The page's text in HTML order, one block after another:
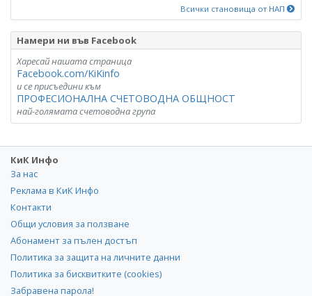
Всички становища от НАП
Намери ни във Facebook
Харесай нашата страница
Facebook.com/KiKinfo
и се присъедини към
ПРОФЕСИОНАЛНА СЧЕТОВОДНА ОБЩНОСТ
най-голямата счетоводна група
КиК Инфо
За нас
Реклама в КиК Инфо
Контакти
Общи условия за ползване
Абонамент за пълен достъп
Политика за защита на личните данни
Политика за бисквитките (cookies)
Забравена парола!